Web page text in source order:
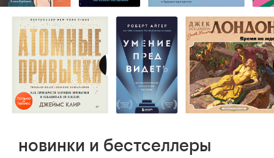
новинки и бестселлеры